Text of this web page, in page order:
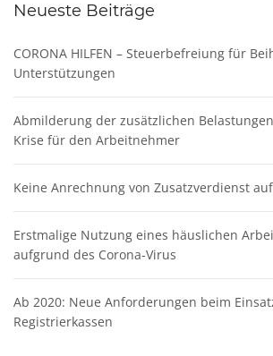
Neueste Beiträge
CORONA HILFEN – Steuerbefreiung für
Unterstützungen
Abmilderung der zusätzlichen
Krise für den Arbeitnehmer
Keine Anrechnung von Zusatzverdienst
Erstmalige Nutzung eines häuslichen
aufgrund des Corona-Virus
Ab 2020: Neue Anforderungen beim
Registrierkassen